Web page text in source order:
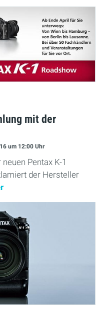
mit der
um 12:00 Uhr
Pentax K-1
der Hersteller